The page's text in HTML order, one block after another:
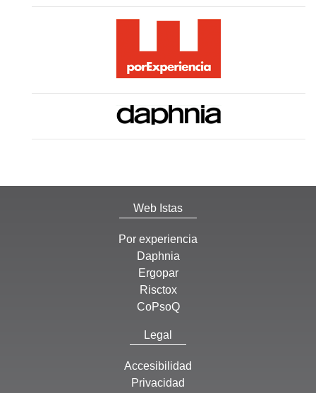
Web Istas
Por experiencia
Daphnia
Ergopar
Risctox
CoPsoQ
Legal
Accesibilidad
Privacidad